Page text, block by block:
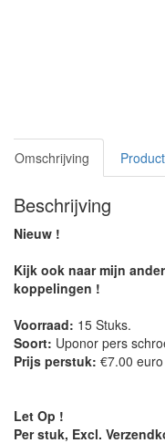
Omschrijving
Beschrijving
Nieuw !
Kijk ook naar mijn
koppelingen !
Voorraad: 15 Stuks.
Soort: Uponor pers
Prijs perstuk: €7.00 euro
Let Op !
Per stuk, Excl.